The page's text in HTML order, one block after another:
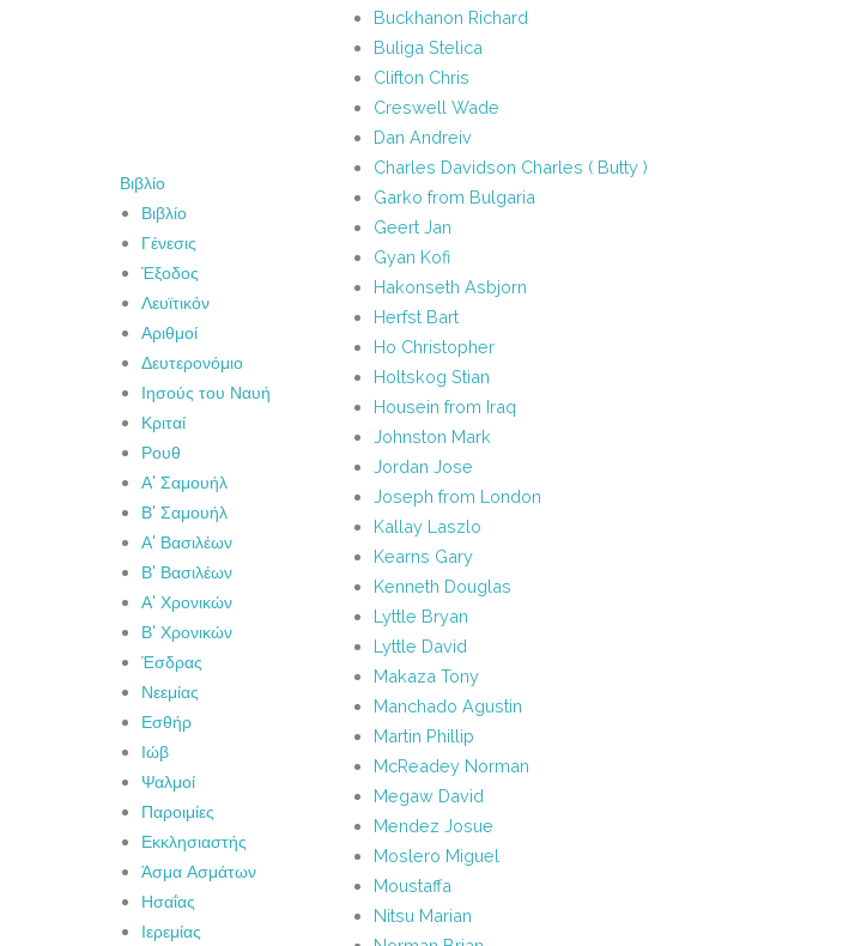
Βιβλίο
Βιβλίο
Γένεσις
Έξοδος
Λευϊτικόν
Αριθμοί
Δευτερονόμιο
Ιησούς του Ναυή
Κριταί
Ρουθ
Α' Σαμουήλ
Β' Σαμουήλ
Α' Βασιλέων
Β' Βασιλέων
Α' Χρονικών
Β' Χρονικών
Έσδρας
Νεεμίας
Εσθήρ
Ιώβ
Ψαλμοί
Παροιμίες
Εκκλησιαστής
Άσμα Ασμάτων
Ησαΐας
Ιερεμίας
Buckhanon Richard
Buliga Stelica
Clifton Chris
Creswell Wade
Dan Andreiv
Charles Davidson Charles ( Butty )
Garko from Bulgaria
Geert Jan
Gyan Kofi
Hakonseth Asbjorn
Herfst Bart
Ho Christopher
Holtskog Stian
Housein from Iraq
Johnston Mark
Jordan Jose
Joseph from London
Kallay Laszlo
Kearns Gary
Kenneth Douglas
Lyttle Bryan
Lyttle David
Makaza Tony
Manchado Agustin
Martin Phillip
McReadey Norman
Megaw David
Mendez Josue
Moslero Miguel
Moustaffa
Nitsu Marian